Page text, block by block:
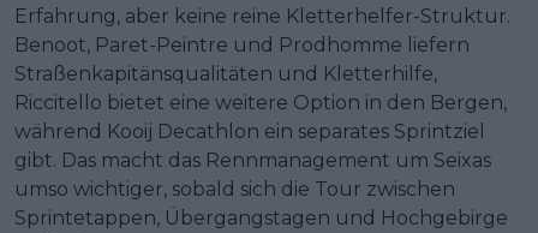
Erfahrung, aber keine reine Kletterhelfer-Struktur.
Benoot, Paret-Peintre und Prodhomme liefern
Straßenkapitänsqualitäten und Kletterhilfe,
Riccitello bietet eine weitere Option in den Bergen,
während Kooij Decathlon ein separates Sprintziel
gibt. Das macht das Rennmanagement um Seixas
umso wichtiger, sobald sich die Tour zwischen
Sprintetappen, Übergangstagen und Hochgebirge